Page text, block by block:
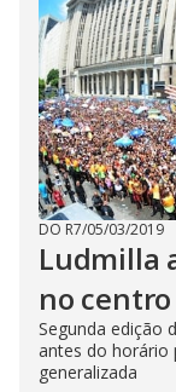
DO R7/05/03/2019
Ludmilla
no centro
Segunda edição
antes do horário
generalizada